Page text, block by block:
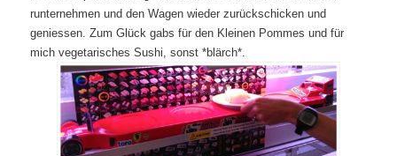
runternehmen und den Wagen wieder zurückschicken und
geniessen. Zum Glück gabs für den Kleinen Pommes und für
mich vegetarisches Sushi, sonst *blärch*.